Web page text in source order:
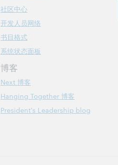
社区中心
开发人员网络
书目格式
系统状态面板
博客
Next 博客
Hanging Together 博客
President's Leadership blog